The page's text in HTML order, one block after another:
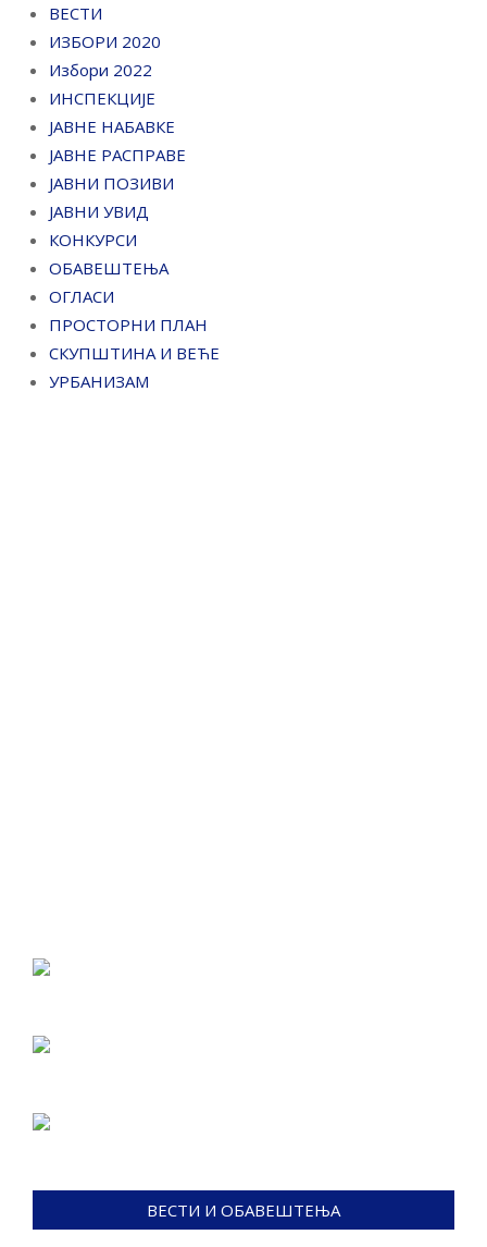
ВЕСТИ
ИЗБОРИ 2020
Избори 2022
ИНСПЕКЦИЈЕ
ЈАВНЕ НАБАВКЕ
ЈАВНЕ РАСПРАВЕ
ЈАВНИ ПОЗИВИ
ЈАВНИ УВИД
КОНКУРСИ
ОБАВЕШТЕЊА
ОГЛАСИ
ПРОСТОРНИ ПЛАН
СКУПШТИНА И ВЕЋЕ
УРБАНИЗАМ
ВЕСТИ И ОБАВЕШТЕЊА